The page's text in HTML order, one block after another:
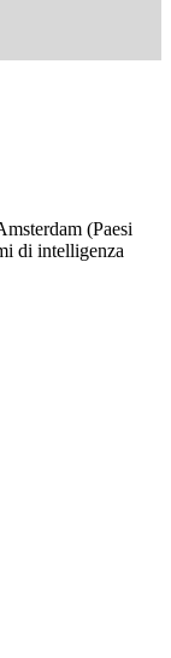
(Paesi
di intelligenza